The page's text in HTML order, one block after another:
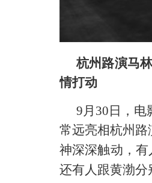
杭州路演马
情打动
9月30日， 电
常远亮相杭州路
神深深触动，
还有人跟黄渤分